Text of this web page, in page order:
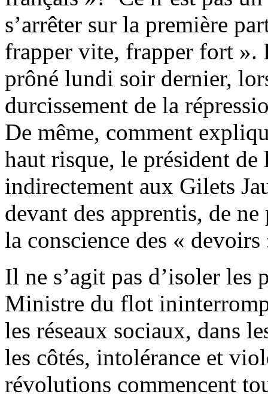
s’arrêter sur la première
frapper vite, frapper fort ».
prôné lundi soir dernier,
durcissement de la
De même, comment
haut risque, le président
indirectement aux Gilets
devant des apprentis, de
la conscience des «
Il ne s’agit pas d’isoler les
Ministre du flot
les réseaux sociaux, dans
les côtés, intolérance et
révolutions commencent